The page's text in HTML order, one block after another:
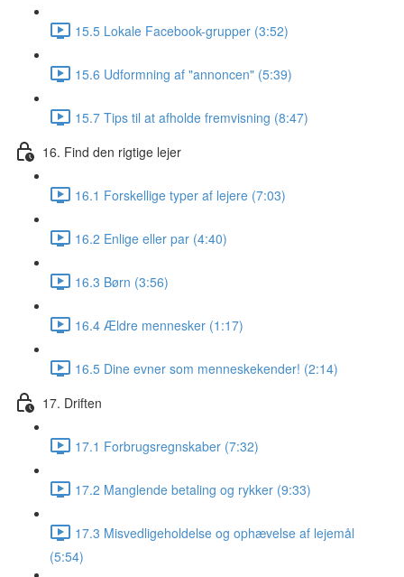
15.5 Lokale Facebook-grupper (3:52)
15.6 Udformning af "annoncen" (5:39)
15.7 Tips til at afholde fremvisning (8:47)
16. Find den rigtige lejer
16.1 Forskellige typer af lejere (7:03)
16.2 Enlige eller par (4:40)
16.3 Børn (3:56)
16.4 Ældre mennesker (1:17)
16.5 Dine evner som menneskekender! (2:14)
17. Driften
17.1 Forbrugsregnskaber (7:32)
17.2 Manglende betaling og rykker (9:33)
17.3 Misvedligeholdelse og ophævelse af lejemål
(5:54)